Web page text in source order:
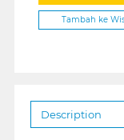
Tambah ke
Description